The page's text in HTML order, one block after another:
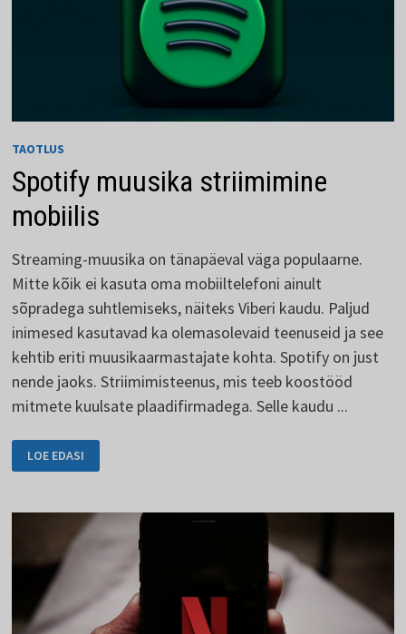
TAOTLUS
Spotify muusika striimimine
mobiilis
Streaming-muusika on tänapäeval väga populaarne.
Mitte kõik ei kasuta oma mobiiltelefoni ainult
sõpradega suhtlemiseks, näiteks Viberi kaudu. Paljud
inimesed kasutavad ka olemasolevaid teenuseid ja see
kehtib eriti muusikaarmastajate kohta. Spotify on just
nende jaoks. Striimimisteenus, mis teeb koostööd
mitmete kuulsate plaadifirmadega. Selle kaudu ...
SPOTIFY
MUUSIKA
STRIIMIMINE
LOE EDASI